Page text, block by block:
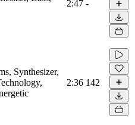
2:47 -
Synthesizer,
2:36 142